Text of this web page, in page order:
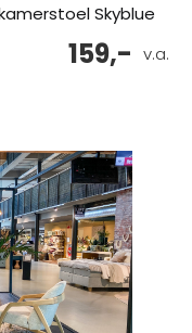
Skyblue
v.a.
159,-